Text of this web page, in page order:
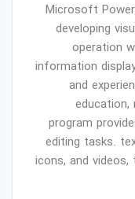
Microsoft
developing
operation
information
and
program
editing tasks.
icons, and